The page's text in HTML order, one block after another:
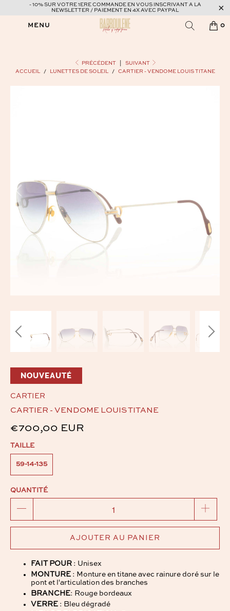
- 10% SUR VOTRE 1ERE COMMANDE EN VOUS INSCRIVANT A LA
NEWSLETTER / PAIEMENT EN 4X AVEC PAYPAL
MENU 0
PRÉCÉDENT
SUIVANT
ACCUEIL
/ LUNETTES DE SOLEIL / CARTIER - VENDOME LOUIS TITANE
NOUVEAUTÉ
CARTIER
CARTIER - VENDOME LOUIS TITANE
€700,00 EUR
TAILLE
59-14-135
QUANTITÉ
AJOUTER AU PANIER
FAIT POUR : Unisex
MONTURE : Monture en titane avec rainure doré sur le
pont et l'articulation des branches
BRANCHE: Rouge bordeaux
VERRE : Bleu dégradé